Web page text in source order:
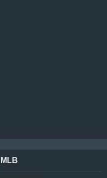
MLB